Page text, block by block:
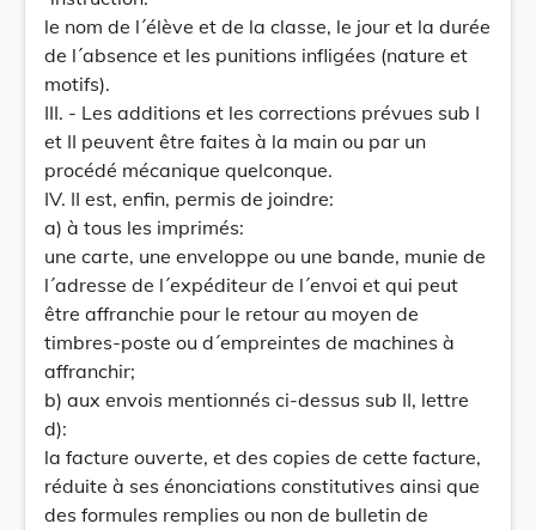
le nom de l´élève et de la classe, le jour et la durée
de l´absence et les punitions infligées (nature et
motifs).
III. - Les additions et les corrections prévues sub I
et II peuvent être faites à la main ou par un
procédé mécanique quelconque.
IV. II est, enfin, permis de joindre:
a) à tous les imprimés:
une carte, une enveloppe ou une bande, munie de
l´adresse de l´expéditeur de l´envoi et qui peut
être affranchie pour le retour au moyen de
timbres-poste ou d´empreintes de machines à
affranchir;
b) aux envois mentionnés ci-dessus sub II, lettre
d):
la facture ouverte, et des copies de cette facture,
réduite à ses énonciations constitutives ainsi que
des formules remplies ou non de bulletin de